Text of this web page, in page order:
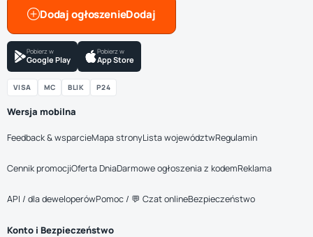
Dodaj ogłoszenie
Pobierz w
Google Play
Pobierz w
App Store
VISA MC BLIK P24
Wersja mobilna
Feedback & wsparcieMapa stronyLista województwRegulamin
Cennik promocjiOferta DniaDarmowe ogłoszenia z kodemReklama
API / dla deweloperówPomoc / 💬 Czat onlineBezpieczeństwo
Konto i Bezpieczeństwo